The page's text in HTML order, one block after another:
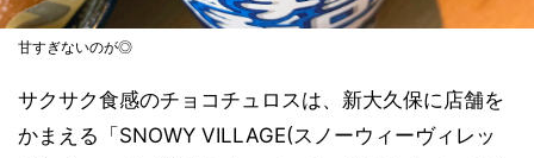
甘すぎないのが◎
サクサク食感のチョコチュロスは、新大久保に店舗を
かまえる「SNOWY VILLAGE(スノーウィーヴィレッ